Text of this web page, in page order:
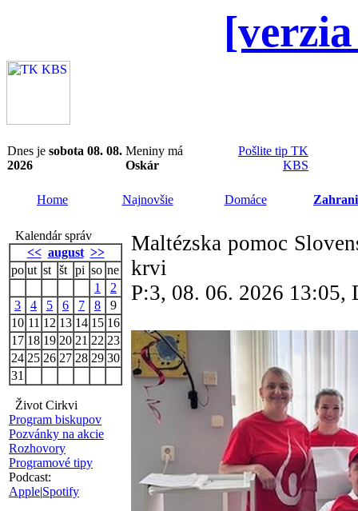
Dnes je sobota 08. 08.
2026
Meniny má
Oskár
Pošlite tip TK
KBS
Home Najnovšie Domáce
Kalendár správ
<< august >>
po ut st št pi so ne
1
2
3
4 5 6 7 8
9
10 11 12 13 14 15 16
17 18 19 20 21 22 23
24 25 26 27 28 29 30
31
Život Cirkvi
Program biskupov
Pozvánky na akcie
Rozhovory
Programové tipy
Podcast:
Apple|Spotify
Maltézska pomoc
krvi
P:3, 08. 06. 2026 13:05,